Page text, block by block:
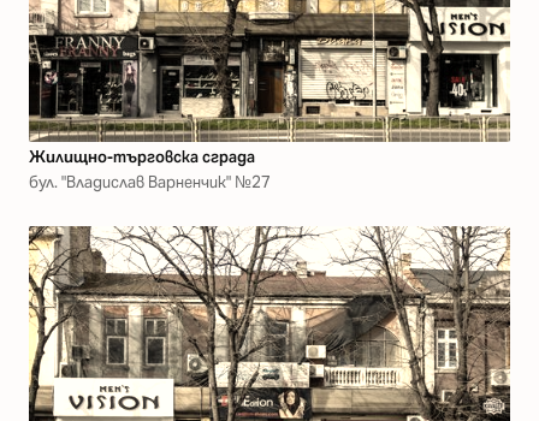
Жилищно-търговска сграда
бул. "Владислав Варненчик" №27